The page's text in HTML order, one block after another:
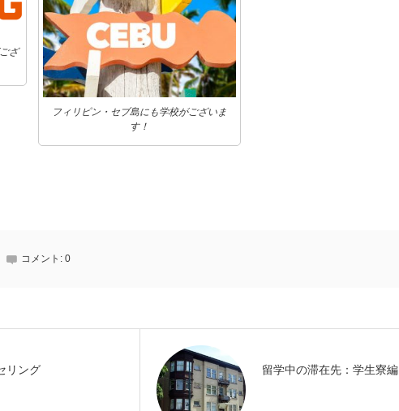
ざ
フィリピン・セブ島にも学校がございま
す！
コメント: 0
リング 留学中の滞在先：学生寮編